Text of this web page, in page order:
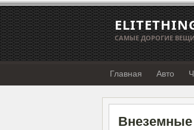
САМЫЕ ДОРОГИЕ
Главная Авто
Внеземные